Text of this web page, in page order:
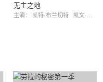
无主之地
主演： 凯特·布兰切特 凯文·哈特